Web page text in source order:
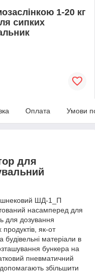
1-20 кг
сипких
Оплата Умови
для
шнековий ШД-1_П
насамперед для
для дозування
як-от
матеріали в
бункера на
пневматичний
збільшити